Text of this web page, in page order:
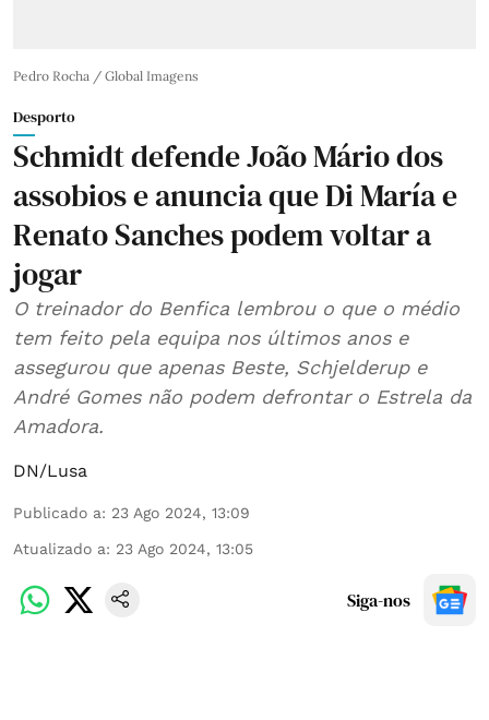
Pedro Rocha / Global Imagens
Desporto
Schmidt defende João Mário dos
assobios e anuncia que Di María e
Renato Sanches podem voltar a
jogar
O treinador do Benfica lembrou o que o médio
tem feito pela equipa nos últimos anos e
assegurou que apenas Beste, Schjelderup e
André Gomes não podem defrontar o Estrela da
Amadora.
DN/Lusa
Publicado a: 23 Ago 2024, 13:09
Atualizado a: 23 Ago 2024, 13:05
Siga-nos